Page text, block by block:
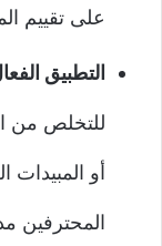
على تقييم
التطبيق
للتخلص من
أو المبيدات
المحترفين